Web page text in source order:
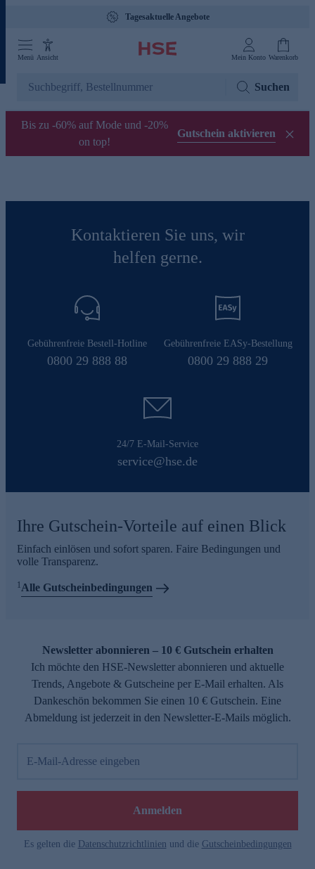
Tagesaktuelle Angebote
Menü Ansicht Mein Konto Warenkorb
Suchen
Bis zu -60% auf Mode und -20%
on top!
Gutschein aktivieren
Kontaktieren Sie uns, wir
helfen gerne.
Gebührenfreie Bestell-Hotline
0800 29 888 88
Gebührenfreie EASy-Bestellung
0800 29 888 29
24/7 E-Mail-Service
service@hse.de
Ihre Gutschein-Vorteile auf einen Blick
Einfach einlösen und sofort sparen. Faire Bedingungen und
volle Transparenz.
1Alle Gutscheinbedingungen
Newsletter abonnieren – 10 € Gutschein erhalten
Ich möchte den HSE-Newsletter abonnieren und aktuelle
Trends, Angebote & Gutscheine per E-Mail erhalten. Als
Dankeschön bekommen Sie einen 10 € Gutschein. Eine
Abmeldung ist jederzeit in den Newsletter-E-Mails möglich.
E-Mail-Adresse eingeben
Anmelden
Es gelten die Datenschutzrichtlinien und die Gutscheinbedingungen